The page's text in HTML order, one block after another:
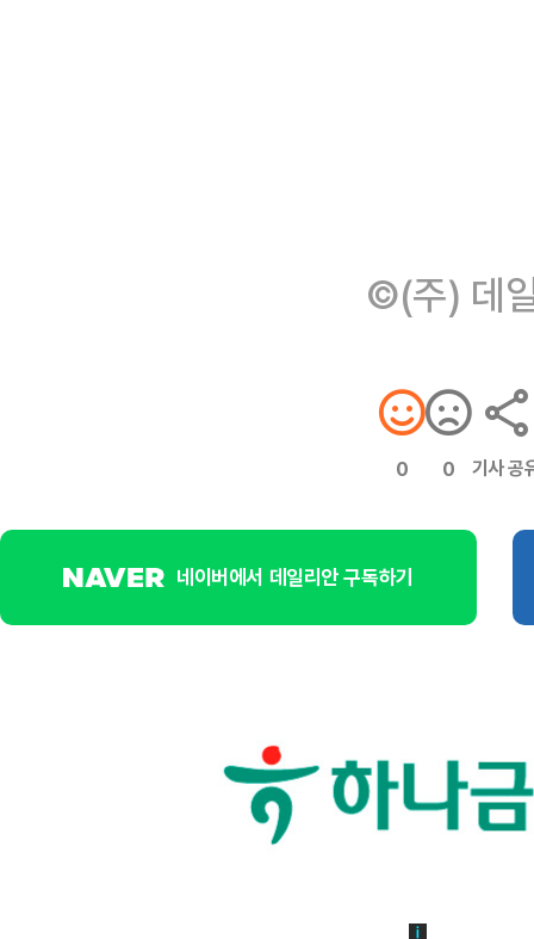
©(주) 데
0 0 기사 공
네이버에서 데일리안 구독하기